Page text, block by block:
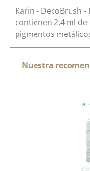
Karin - DecoBrush
contienen 2,4 ml
pigmentos
Omitir la galería de
Nuestra